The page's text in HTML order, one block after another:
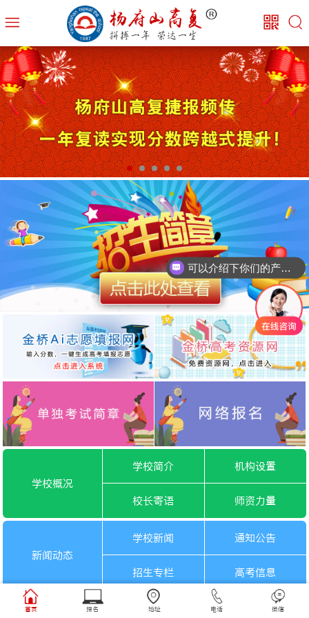
学校概况
学校简介 机构设置
校长寄语 师资力量
新闻动态
学校新闻 通知公告
招生专栏 高考信息
一月选考 六月选考
首页 报名 地址 电话 微信
可以介绍下你们的产品么？